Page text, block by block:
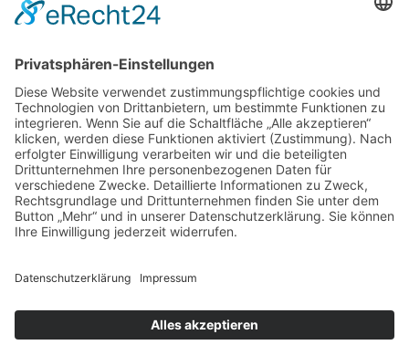
Verdienstmedaille für Telse Stoy
Das war: Munition im Meer
17.04.2026
Fahrtenprogramm 2026 ist fertig
12.10.2025
Darstellung verschiedener Orte innerhalb des
Gebiets der Heimatgemeinschaft Eckernförde
Neu: Historie der Güter im Altkreis Eckernförde